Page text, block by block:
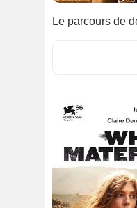
Le parcours de